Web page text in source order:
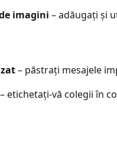
imagini – adăugați și
– păstrați mesajele
– etichetați-vă colegii în